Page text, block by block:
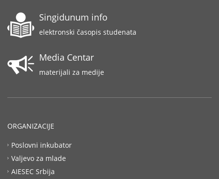
Singidunum info
elektronski časopis studenata
Media Centar
materijali za medije
ORGANIZACIJE
Poslovni inkubator
Valjevo za mlade
AIESEC Srbija